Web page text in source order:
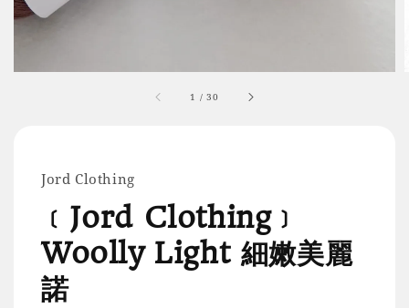
1 /30
Jord Clothing
﹝Jord Clothing﹞
Woolly Light 細嫩美麗
諾